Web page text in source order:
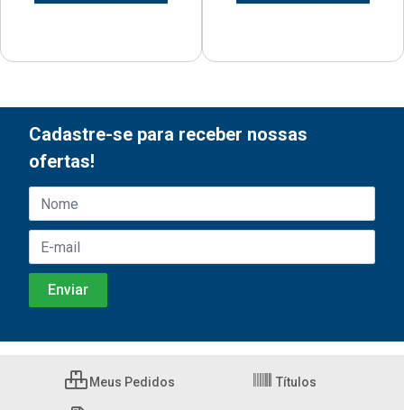
Cadastre-se para receber nossas
ofertas!
Meus Pedidos Títulos